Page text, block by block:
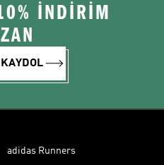
İNDİRİM
adidas Runners